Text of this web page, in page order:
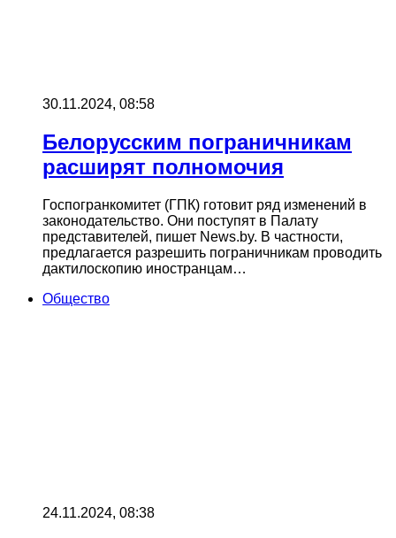
30.11.2024, 08:58
Белорусским пограничникам
расширят полномочия
Госпогранкомитет (ГПК) готовит ряд изменений в
законодательство. Они поступят в Палату
представителей, пишет News.by. В частности,
предлагается разрешить пограничникам проводить
дактилоскопию иностранцам…
Общество
24.11.2024, 08:38